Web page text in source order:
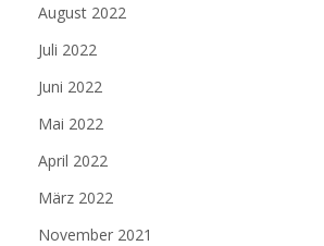
August 2022
Juli 2022
Juni 2022
Mai 2022
April 2022
März 2022
November 2021